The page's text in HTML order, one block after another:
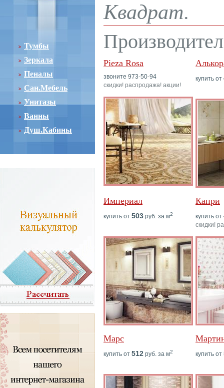
Тумбы
Зеркала
Пеналы
Сан.Мебель
Унитазы
Ванны
Душ.Кабины
Квадрат.
Pieza Rosa
звоните 973-50-94
скидки! распродажа! акции!
купить от
Империал
купить от 503 руб. за м2
Капри
купить от
скидки!
Марс
купить от 512 руб. за м2 купить от